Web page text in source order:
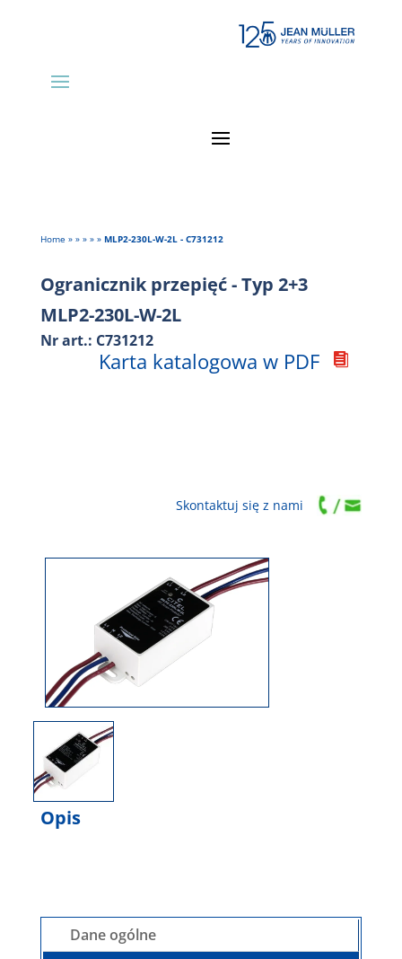
Home » » » » » MLP2-230L-W-2L - C731212
Ogranicznik przepięć - Typ 2+3
MLP2-230L-W-2L
Nr art.: C731212

Karta katalogowa w PDF
Skontaktuj się z nami
Opis
Dane ogólne